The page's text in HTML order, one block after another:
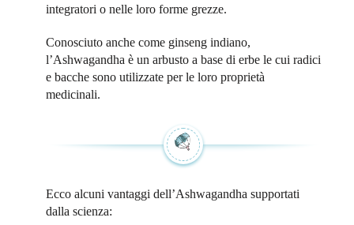
integratori o nelle loro forme grezze.
Conosciuto anche come ginseng indiano,
l’Ashwagandha è un arbusto a base di erbe le cui radici
e bacche sono utilizzate per le loro proprietà
medicinali.
Ecco alcuni vantaggi dell’Ashwagandha supportati
dalla scienza: